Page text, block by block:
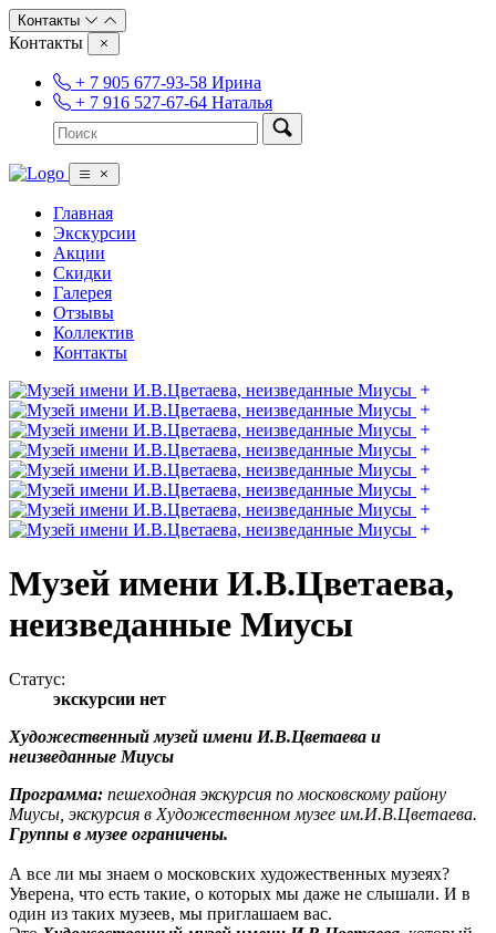
Контакты
Контакты
+ 7 905 677-93-58 Ирина
+ 7 916 527-67-64 Наталья
Главная
Экскурсии
Акции
Скидки
Галерея
Отзывы
Коллектив
Контакты
Музей имени И.В.Цветаева,
неизведанные Миусы
Статус:
экскурсии нет
Художественный музей имени И.В.Цветаева и
неизведанные Миусы
Программа: пешеходная экскурсия по московскому району
Миусы, экскурсия в Художественном музее им.И.В.Цветаева.
Группы в музее ограничены.
А все ли мы знаем о московских художественных музеях?
Уверена, что есть такие, о которых мы даже не слышали. И в
один из таких музеев, мы приглашаем вас.